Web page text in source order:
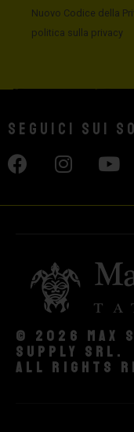
Nuovo Codice della
politica sulla privacy
Seguici sui
© 2026
supply srl.
All rights